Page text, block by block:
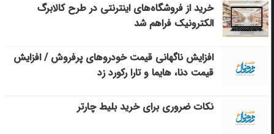
خرید از فروشگاه‌های اینترنتی در طرح کالابرگ
الکترونیک فراهم شد
افزایش ناگهانی قیمت خودروهای پرفروش / افزایش
قیمت دنا، هایما و تارا رکورد زد
نکات ضروری برای خرید بلیط چارتر